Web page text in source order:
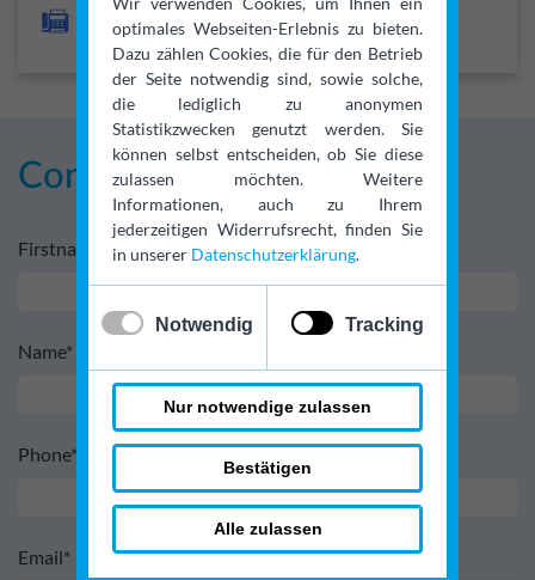
optimales Webseiten-Erlebnis zu bieten.
Dazu zählen Cookies, die für den Betrieb
der Seite notwendig sind, sowie solche,
die lediglich zu anonymen
Statistikzwecken genutzt werden. Sie
können selbst entscheiden, ob Sie diese
zulassen möchten. Weitere
Informationen, auch zu Ihrem
jederzeitigen Widerrufsrecht, finden Sie
in unserer Datenschutzerklärung.
✓ Notwendig x Tracking
Nur notwendige zulassen
Bestätigen
Alle zulassen
+49 (0)221 / 924 24 369
Contact form
Firstname*
Name*
Phone*
Email*